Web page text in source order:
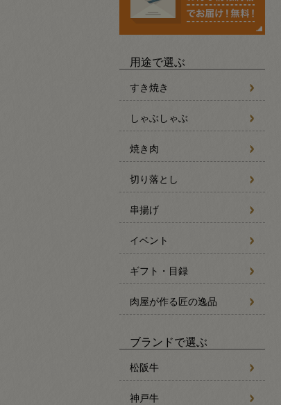
用途で選ぶ
すき焼き
しゃぶしゃぶ
焼き肉
切り落とし
串揚げ
イベント
ギフト・目録
肉屋が作る匠の逸品
ブランドで選ぶ
松阪牛
神戸牛